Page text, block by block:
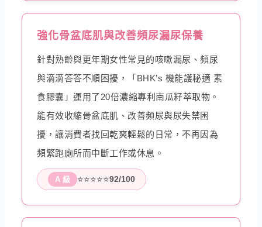
強化骨盆底肌與改善頻尿漏尿保養
針對熟齡與更年期女性常見的咳嗽漏尿、頻尿
與滴滴答答不順困擾，「BHK’s 機能護秘適 素
食膠囊」運用了20倍濃縮專利南瓜籽萃取物。
能有效收縮骨盆底肌、改善頻尿與尿失禁困
擾，讓消費者找回乾爽輕鬆的日常，不再因為
頻繁跑廁所而中斷工作或休息。
A 級 ⭐⭐⭐⭐⭐92/100